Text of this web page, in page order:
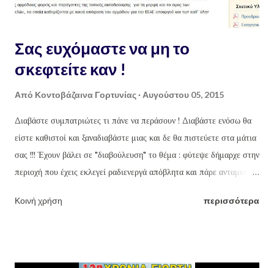
Σας ευχόμαστε να μη το
σκεφτείτε καν !
Από Κοντοβάζαινα Γορτυνίας Αυγούστου 05, 2015
Διαβάστε συμπατριώτες τι πάνε να περάσουν ! Διαβάστε ενόσω θα
είστε καθιστοί και ξαναδιαβάστε μιας και δε θα πιστεύετε στα μάτια
σας !!! Έχουν βάλει σε "διαβούλευση" το θέμα : φύτεψε δήμαρχε στην
περιοχή που έχεις εκλεγεί ραδιενεργά απόβλητα και πάρε ανταμοιβή
Υπουργείου Πολιτισμού, Παιδείας και Θρησκευμάτων έχει
Κοινή χρήση περισσότερα